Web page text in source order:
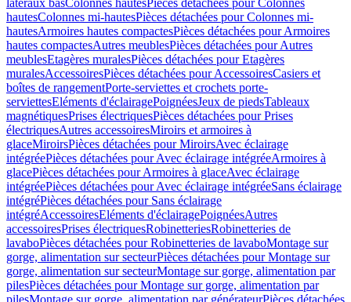
latéraux basColonnes hautesPièces détachées pour Colonnes
hautesColonnes mi-hautesPièces détachées pour Colonnes mi-
hautesArmoires hautes compactesPièces détachées pour Armoires
hautes compactesAutres meublesPièces détachées pour Autres
meublesEtagères muralesPièces détachées pour Etagères
muralesAccessoiresPièces détachées pour AccessoiresCasiers et
boîtes de rangementPorte-serviettes et crochets porte-
serviettesEléments d'éclairagePoignéesJeux de piedsTableaux
magnétiquesPrises électriquesPièces détachées pour Prises
électriquesAutres accessoiresMiroirs et armoires à
glaceMiroirsPièces détachées pour MiroirsAvec éclairage
intégréePièces détachées pour Avec éclairage intégréeArmoires à
glacePièces détachées pour Armoires à glaceAvec éclairage
intégréePièces détachées pour Avec éclairage intégréeSans éclairage
intégréPièces détachées pour Sans éclairage
intégréAccessoiresEléments d'éclairagePoignéesAutres
accessoiresPrises électriquesRobinetteriesRobinetteries de
lavaboPièces détachées pour Robinetteries de lavaboMontage sur
gorge, alimentation sur secteurPièces détachées pour Montage sur
gorge, alimentation sur secteurMontage sur gorge, alimentation par
pilesPièces détachées pour Montage sur gorge, alimentation par
pilesMontage sur gorge, alimentation par générateurPièces détachées